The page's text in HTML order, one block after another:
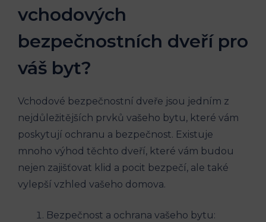
vchodových
bezpečnostních dveří pro
váš byt?
Vchodové bezpečnostní dveře jsou jedním z
nejdůležitějších prvků vašeho bytu, které vám
poskytují ochranu a bezpečnost. Existuje
mnoho výhod těchto dveří, které vám budou
nejen zajišťovat klid a pocit bezpečí, ale také
vylepší vzhled vašeho domova.
Bezpečnost a ochrana vašeho bytu: